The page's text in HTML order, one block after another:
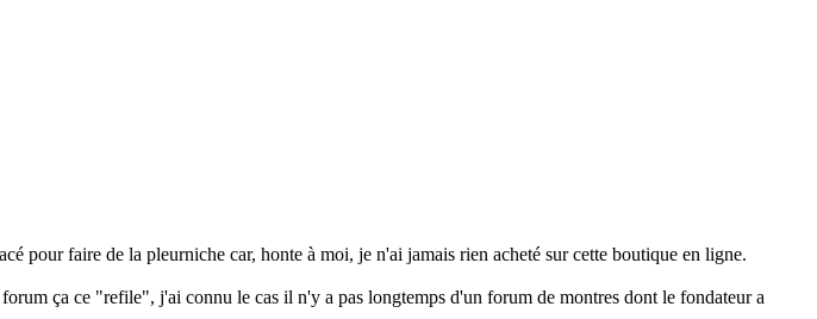
pour faire de la pleurniche car, honte à moi, je n'ai jamais rien acheté sur cette boutique en ligne.
ça ce "refile", j'ai connu le cas il n'y a pas longtemps d'un forum de montres dont le fondateur a